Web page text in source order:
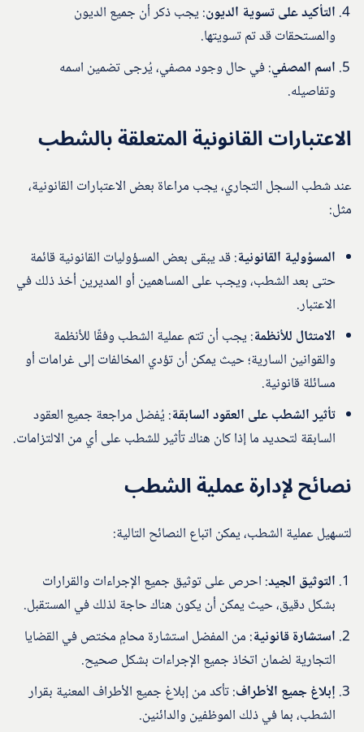
التأكيد على تسوية الديون: يجب ذكر أن جميع الديون
والمستحقات قد تم تسويتها.
اسم المصفي: في حال وجود مصفي، يُرجى تضمين اسمه
وتفاصيله.
الاعتبارات القانونية المتعلقة بالشطب
عند شطب السجل التجاري، يجب مراعاة بعض الاعتبارات القانونية،
مثل:
المسؤولية القانونية: قد يبقى بعض المسؤوليات القانونية قائمة
حتى بعد الشطب، ويجب على المساهمين أو المديرين أخذ ذلك في
الاعتبار.
الامتثال للأنظمة: يجب أن تتم عملية الشطب وفقًا للأنظمة
والقوانين السارية؛ حيث يمكن أن تؤدي المخالفات إلى غرامات أو
مسائلة قانونية.
تأثير الشطب على العقود السابقة: يُفضل مراجعة جميع العقود
السابقة لتحديد ما إذا كان هناك تأثير للشطب على أي من الالتزامات.
نصائح لإدارة عملية الشطب
لتسهيل عملية الشطب، يمكن اتباع النصائح التالية:
التوثيق الجيد: احرص على توثيق جميع الإجراءات والقرارات
بشكل دقيق، حيث يمكن أن يكون هناك حاجة لذلك في المستقبل.
استشارة قانونية: من المفضل استشارة محامٍ مختص في القضايا
التجارية لضمان اتخاذ جميع الإجراءات بشكل صحيح.
إبلاغ جميع الأطراف: تأكد من إبلاغ جميع الأطراف المعنية بقرار
الشطب، بما في ذلك الموظفين والدائنين.